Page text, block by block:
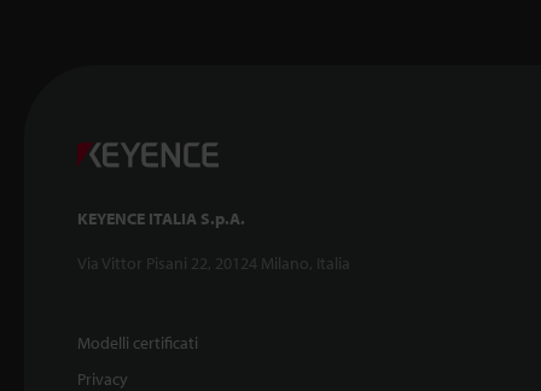
KEYENCE ITALIA S.p.A.
Via Vittor Pisani 22, 20124 Milano, Italia
Modelli certificati
Privacy